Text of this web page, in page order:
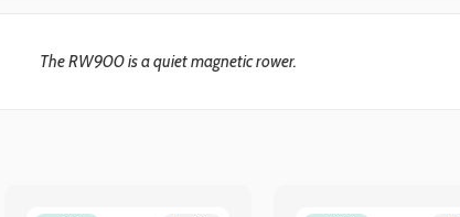
The RW900 is a quiet magnetic rower.